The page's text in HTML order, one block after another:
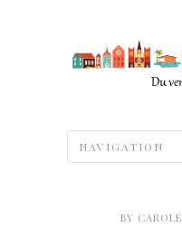
BY CAROLE